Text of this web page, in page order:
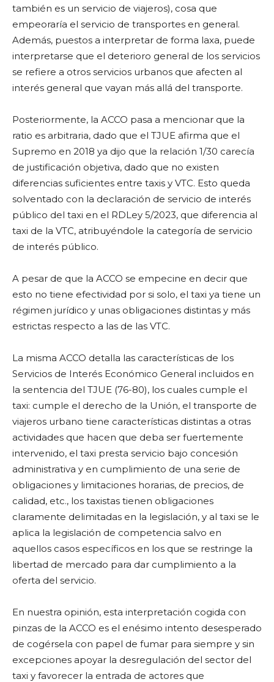
también es un servicio de viajeros), cosa que
empeoraría el servicio de transportes en general.
Además, puestos a interpretar de forma laxa, puede
interpretarse que el deterioro general de los servicios
se refiere a otros servicios urbanos que afecten al
interés general que vayan más allá del transporte.
Posteriormente, la ACCO pasa a mencionar que la
ratio es arbitraria, dado que el TJUE afirma que el
Supremo en 2018 ya dijo que la relación 1/30 carecía
de justificación objetiva, dado que no existen
diferencias suficientes entre taxis y VTC. Esto queda
solventado con la declaración de servicio de interés
público del taxi en el RDLey 5/2023, que diferencia al
taxi de la VTC, atribuyéndole la categoría de servicio
de interés público.
A pesar de que la ACCO se empecine en decir que
esto no tiene efectividad por si solo, el taxi ya tiene un
régimen jurídico y unas obligaciones distintas y más
estrictas respecto a las de las VTC.
La misma ACCO detalla las características de los
Servicios de Interés Económico General incluidos en
la sentencia del TJUE (76-80), los cuales cumple el
taxi: cumple el derecho de la Unión, el transporte de
viajeros urbano tiene características distintas a otras
actividades que hacen que deba ser fuertemente
intervenido, el taxi presta servicio bajo concesión
administrativa y en cumplimiento de una serie de
obligaciones y limitaciones horarias, de precios, de
calidad, etc., los taxistas tienen obligaciones
claramente delimitadas en la legislación, y al taxi se le
aplica la legislación de competencia salvo en
aquellos casos específicos en los que se restringe la
libertad de mercado para dar cumplimiento a la
oferta del servicio.
En nuestra opinión, esta interpretación cogida con
pinzas de la ACCO es el enésimo intento desesperado
de cogérsela con papel de fumar para siempre y sin
excepciones apoyar la desregulación del sector del
taxi y favorecer la entrada de actores que